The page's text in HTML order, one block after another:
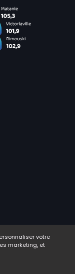
votre
marketing, et